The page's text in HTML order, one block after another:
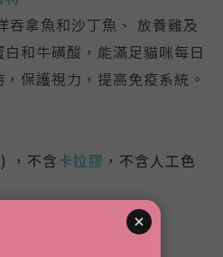
吞拿魚和沙丁魚、 放養雞及
和牛磺酸，能滿足貓咪每日
保護視力，提高免疫系統。
，不含卡拉膠 ， 不含人工色